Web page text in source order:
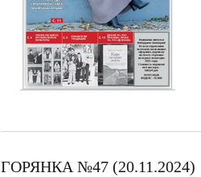
ГОРЯНКА №47 (20.11.2024)